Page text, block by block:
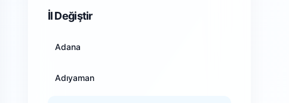
İl Değiştir
Adana
Adıyaman